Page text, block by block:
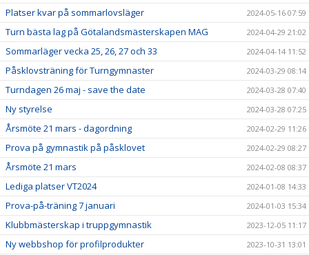
Platser kvar på sommarlovsläger 2024-05-16 07:59
Turn bästa lag på Götalandsmästerskapen MAG 2024-04-29 21:02
Sommarläger vecka 25, 26, 27 och 33 2024-04-14 11:52
Påsklovsträning för Turngymnaster 2024-03-29 08:14
Turndagen 26 maj - save the date 2024-03-28 07:40
Ny styrelse 2024-03-28 07:25
Årsmöte 21 mars - dagordning 2024-02-29 11:26
Prova på gymnastik på påsklovet 2024-02-29 08:27
Årsmöte 21 mars 2024-02-08 08:37
Lediga platser VT2024 2024-01-08 14:33
Prova-på-träning 7 januari 2024-01-03 15:34
Klubbmästerskap i truppgymnastik 2023-12-05 11:17
Ny webbshop för profilprodukter 2023-10-31 13:01